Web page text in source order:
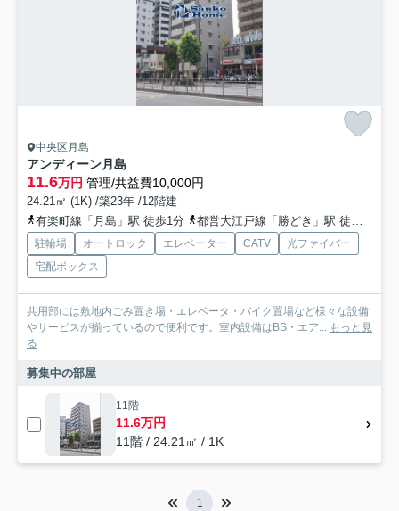
中央区月島
アンディーン月島
11.6万円 管理/共益費10,000円
24.21㎡ (1K) /築23年 /12階建
有楽町線「月島」駅 徒歩1分
都営大江戸線「勝どき」駅 徒歩9分
駐輪場 オートロック エレベーター CATV
光ファイバー
宅配ボックス
共用部には敷地内ごみ置き場・エレベータ・バイク置場など様々な設備
やサービスが揃っているので便利です。室内設備はBS・エア... もっと見
る
募集中の部屋
11階
11.6万円
11階 / 24.21㎡ / 1K
1